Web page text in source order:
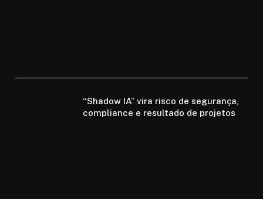
“Shadow IA” vira risco de segurança,
compliance e resultado de projetos